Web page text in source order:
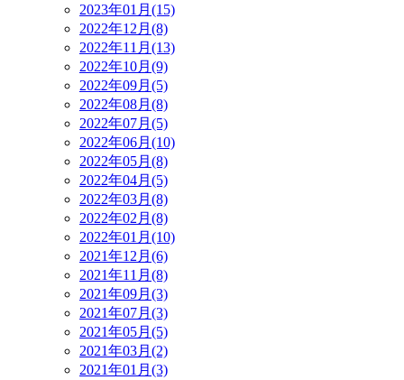
2023年01月(15)
2022年12月(8)
2022年11月(13)
2022年10月(9)
2022年09月(5)
2022年08月(8)
2022年07月(5)
2022年06月(10)
2022年05月(8)
2022年04月(5)
2022年03月(8)
2022年02月(8)
2022年01月(10)
2021年12月(6)
2021年11月(8)
2021年09月(3)
2021年07月(3)
2021年05月(5)
2021年03月(2)
2021年01月(3)